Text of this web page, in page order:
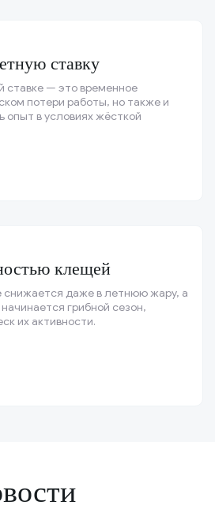
ставку
ставке — это временное
потери работы, но также и
опыт в условиях жёсткой
клещей
снижается даже в летнюю жару, а
грибной сезон,
их активности.